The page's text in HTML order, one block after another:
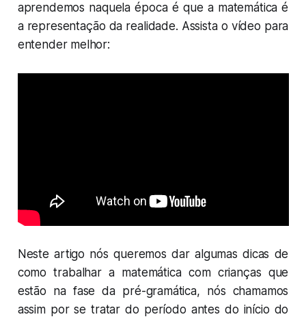
aprendemos naquela época é que a matemática é
a representação da realidade. Assista o vídeo para
entender melhor:
Neste artigo nós queremos dar algumas dicas de
como trabalhar a matemática com crianças que
estão na fase da pré-gramática, nós chamamos
assim por se tratar do período antes do início do